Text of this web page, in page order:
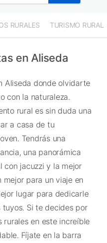
RURALES TURISMO RURAL
en Aliseda
Aliseda donde olvidarte
con la naturaleza.
rural es sin duda una
a casa de tu
Tendrás una
una panorámica
con jacuzzi y la mejor
mejor para un viaje en
lugar para dedicarle
tuyos. Si te decides por
rurales en este increíble
Fíjate en la barra